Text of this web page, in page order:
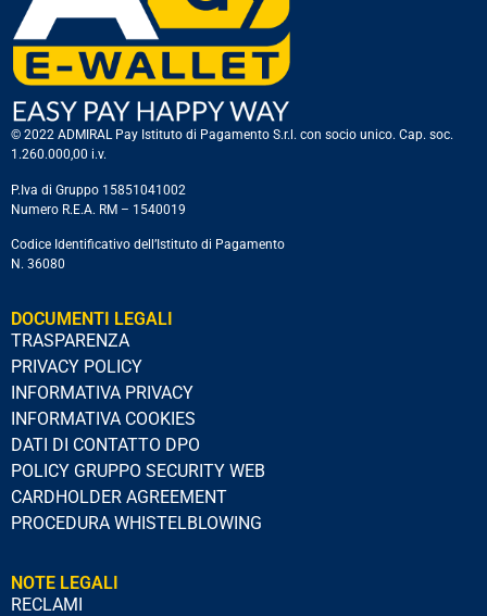
© 2022 ADMIRAL Pay Istituto di Pagamento S.r.l. con socio unico. Cap. soc.
1.260.000,00 i.v.
P.Iva di Gruppo 15851041002
Numero R.E.A. RM – 1540019
Codice Identificativo dell’Istituto di Pagamento
N. 36080
DOCUMENTI LEGALI
TRASPARENZA
PRIVACY POLICY
INFORMATIVA PRIVACY
INFORMATIVA COOKIES
DATI DI CONTATTO DPO
POLICY GRUPPO SECURITY WEB
CARDHOLDER AGREEMENT
PROCEDURA WHISTELBLOWING
NOTE LEGALI
RECLAMI